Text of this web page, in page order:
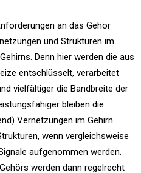
an das Gehör
und Strukturen im
Denn hier werden die aus
entschlüsselt, verarbeitet
vielfältiger die Bandbreite der
bleiben die
Vernetzungen im Gehirn.
wenn vergleichsweise
aufgenommen werden.
werden dann regelrecht